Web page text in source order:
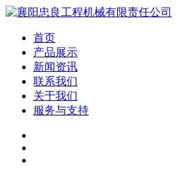
首页
产品展示
新闻资讯
联系我们
关于我们
服务与支持